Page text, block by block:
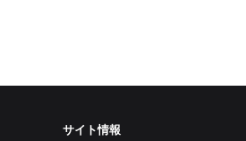
サイト情報